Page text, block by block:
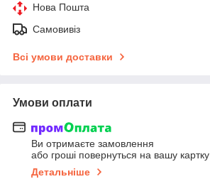
Нова Пошта
Самовивіз
Всі умови доставки
Умови оплати
Ви отримаєте замовлення
або гроші повернуться на вашу картку
Детальніше